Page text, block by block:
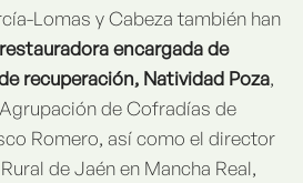
Lomas y Cabeza también han
restauradora encargada de
recuperación, Natividad Poza,
de Cofradías de
Romero, así como el director
de Jaén en Mancha Real,